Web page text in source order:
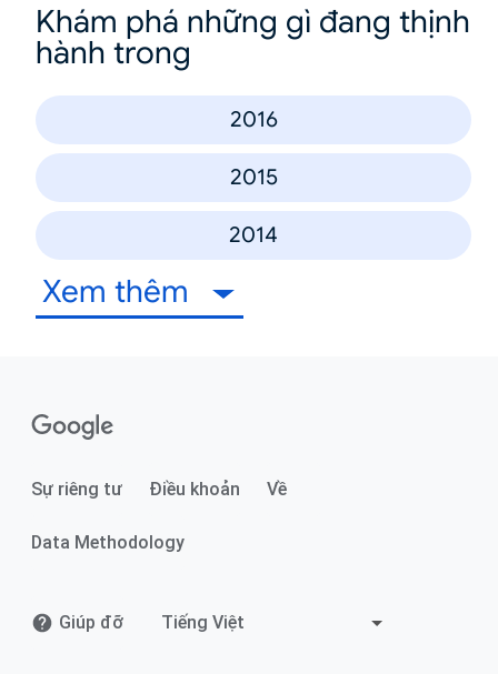
Khám phá những gì đang thịnh
hành trong
2016
2015
2014
Xem thêm
Sự riêng tư Điều khoản Về
Data Methodology
Giúp đỡ